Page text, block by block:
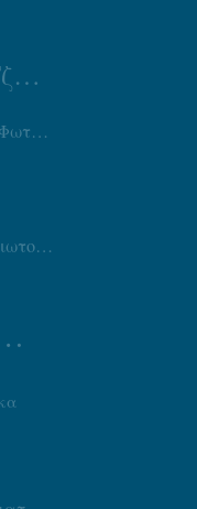
Δημήτρης Τζουμάκας
Ελένη Αρτεμίου-Φωτιάδου
Κατερίνα Παναγιωτοπούλου